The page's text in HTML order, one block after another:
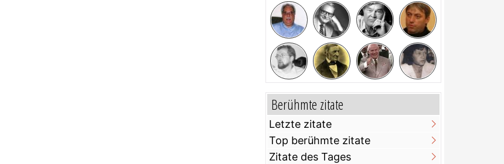
Berühmte zitate
Letzte zitate
Top berühmte zitate
Zitate des Tages